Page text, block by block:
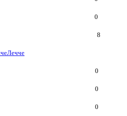
0
8
Лечче
0
0
0